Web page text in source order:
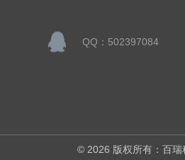
QQ：502397084
© 2026 版权所有：百